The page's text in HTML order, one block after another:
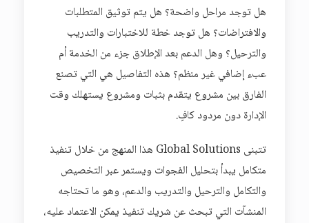
هل توجد مراحل واضحة؟ هل يتم توثيق المتطلبات
والافتراضات؟ هل توجد خطة للاختبارات والتدريب
والترحيل؟ وهل الدعم بعد الإطلاق جزء من الخدمة أم
عبء إضافي غير منظم؟ هذه التفاصيل هي التي تصنع
الفارق بين مشروع يتقدم بثبات ومشروع يستهلك وقت
الإدارة دون مردود كافٍ.
تتبنى Global Solutions هذا المنهج من خلال تنفيذ
متكامل يبدأ بتحليل الفجوات ويستمر عبر التخصيص
والتكامل والترحيل والتدريب والدعم، وهو ما تحتاجه
المنشآت التي تبحث عن شريك تنفيذ يمكن الاعتماد عليه،